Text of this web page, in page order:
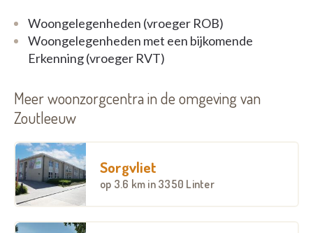
Woongelegenheden (vroeger ROB)
Woongelegenheden met een bijkomende
Erkenning (vroeger RVT)
Meer woonzorgcentra in de omgeving van
Zoutleeuw
Sorgvliet
op 3.6 km in 3350 Linter